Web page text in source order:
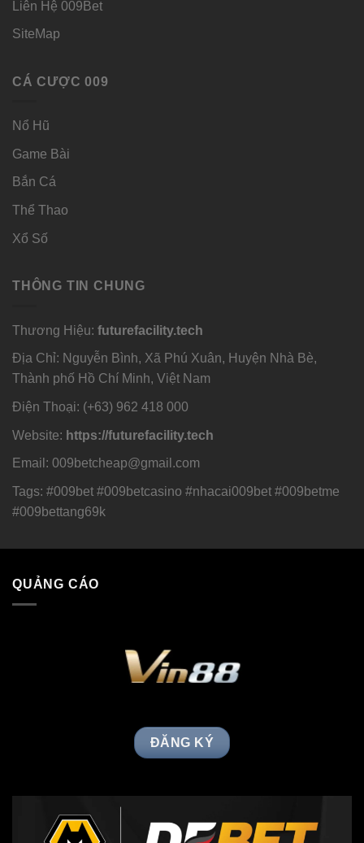
Liên Hệ 009Bet
SiteMap
CÁ CƯỢC 009
Nổ Hũ
Game Bài
Bắn Cá
Thể Thao
Xổ Số
THÔNG TIN CHUNG
Thương Hiệu: futurefacility.tech
Địa Chỉ: Nguyễn Bình, Xã Phú Xuân, Huyện Nhà Bè,
Thành phố Hồ Chí Minh, Việt Nam
Điện Thoại: (+63) 962 418 000
Website: https://futurefacility.tech
Email: 009betcheap@gmail.com
Tags: #009bet #009betcasino #nhacai009bet #009betme
#009bettang69k
QUẢNG CÁO
ĐĂNG KÝ